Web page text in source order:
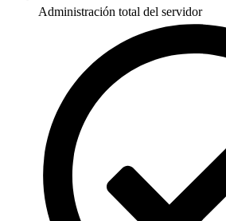
Administración total del servidor